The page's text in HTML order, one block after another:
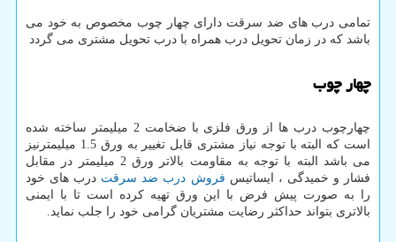
تمامی درب های ضد سرقت دارای چهار چوب مخصوص به خود می
باشد که در زمان تحویل درب همراه با درب تحویل مشتری می گردد
چهار چوب
چهارچوب درب ها از ورق فلزی با ضخامت 2 میلیمتر ساخته شده
است که البته با توجه نیاز مشتری قابل تغییر به ورق 1.5 میلیمترنیز
می باشد البته با توجه به مقاومت بالاتر ورق 2 میلیمتر در مقابل
فشار و خمیدگی ، ایساتیس فروش درب ضد سرقت درب های خود
را به صورت پیش فرض با این ورق تهیه کرده است تا با ایمنی
بالاتری بتواند حداکثر رضایت مشتریان گرامی خود را جلب نماید.